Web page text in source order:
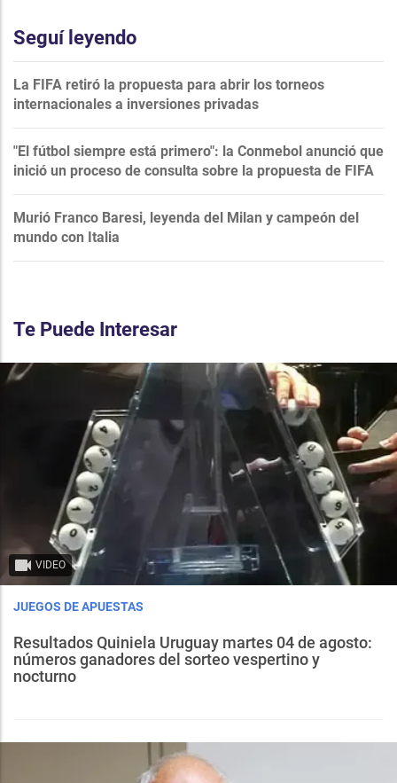
Seguí leyendo
La FIFA retiró la propuesta para abrir los torneos
internacionales a inversiones privadas
"El fútbol siempre está primero": la Conmebol anunció que
inició un proceso de consulta sobre la propuesta de FIFA
Murió Franco Baresi, leyenda del Milan y campeón del
mundo con Italia
Te Puede Interesar
VIDEO
JUEGOS DE APUESTAS
Resultados Quiniela Uruguay martes 04 de agosto:
números ganadores del sorteo vespertino y
nocturno